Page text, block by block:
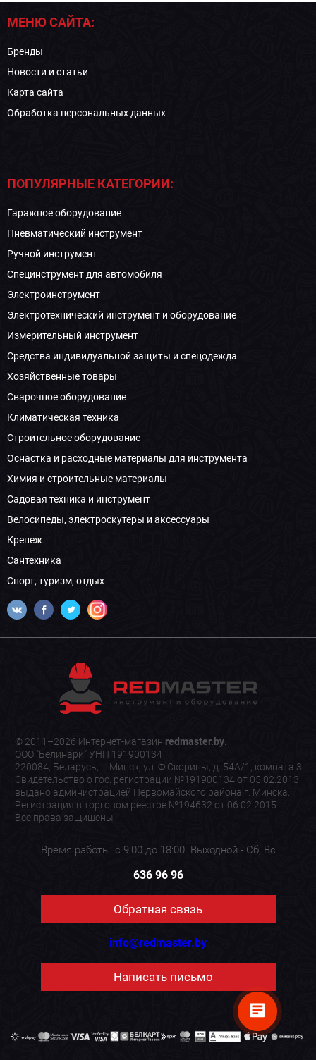
МЕНЮ САЙТА:
Бренды
Новости и статьи
Карта сайта
Обработка персональных данных
ПОПУЛЯРНЫЕ КАТЕГОРИИ:
Гаражное оборудование
Пневматический инструмент
Ручной инструмент
Специнструмент для автомобиля
Электроинструмент
Электротехнический инструмент и оборудование
Измерительный инструмент
Средства индивидуальной защиты и спецодежда
Хозяйственные товары
Сварочное оборудование
Климатическая техника
Строительное оборудование
Оснастка и расходные материалы для инструмента
Химия и строительные материалы
Садовая техника и инструмент
Велосипеды, электроскутеры и аксессуары
Крепеж
Сантехника
Спорт, туризм, отдых
© 2011–2026 Интернет-магазин redmaster.by.
ООО "Белинари" УНП 191900134
220084, Беларусь, г. Минск, ул. Ф.Скорины, д. 54А/1, комната 3
Свидетельство о гос. регистрации №191900134 от 05.02.2013
выдано администрацией Первомайского района г. Минска.
Регистрация в торговом реестре №194632 от 06.02.2015
Все права защищены
Время работы: с 9:00 до 18:00. Выходной - Сб, Вс
636 96 96
Обратная связь
info@redmaster.by
Написать письмо